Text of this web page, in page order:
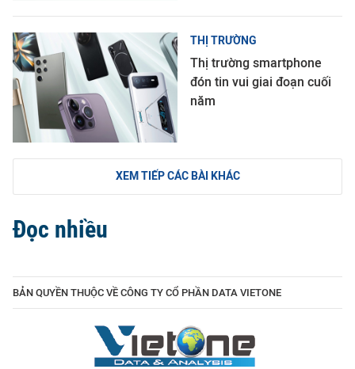
THỊ TRƯỜNG
Thị trường smartphone
đón tin vui giai đoạn cuối
năm
XEM TIẾP CÁC BÀI KHÁC
Đọc nhiều
BẢN QUYỀN THUỘC VỀ CÔNG TY CỔ PHẦN DATA VIETONE